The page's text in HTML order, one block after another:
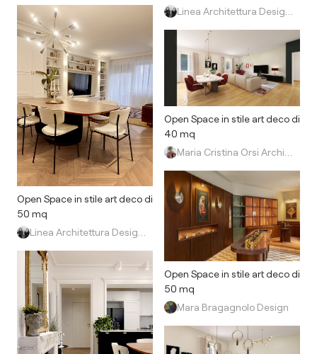
Open Space in stile art deco di
50 mq
Open Space in stile art deco di
40 mq
Open Space in stile art deco di
50 mq
Mara Bragagnolo Design